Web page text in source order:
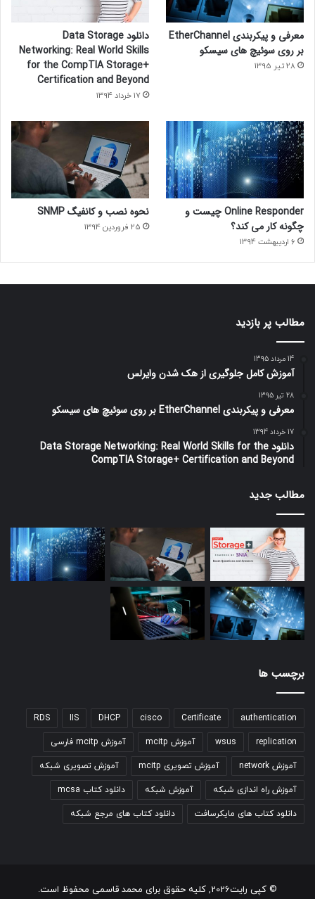
معرفی و پیکربندی EtherChannel
بر روی سوئیچ های سیسکو
28 تیر 1395
دانلود Data Storage
Networking: Real World Skills
for the CompTIA Storage+
Certification and Beyond
17 خرداد 1394
Online Responder چیست و
چگونه کار می کند؟
6 اردیبهشت 1394
نحوه نصب و کانفیگ SNMP
25 فروردین 1394
مطالب پر بازدید
14 مرداد 1395
آموزش کامل جلوگیری از هک شدن وایرلس
28 تیر 1395
معرفی و پیکربندی EtherChannel بر روی سوئیچ های سیسکو
17 خرداد 1394
دانلود Data Storage Networking: Real World Skills for the
CompTIA Storage+ Certification and Beyond
مطالب جدید
برچسب ها
authentication
Certificate
cisco
DHCP
IIS
RDS
replication
wsus آموزش mcitp آموزش mcitp فارسی
آموزش network آموزش تصویری mcitp آموزش تصویری شبکه
آموزش راه اندازی شبکه آموزش شبکه دانلود کتاب mcsa
دانلود کتاب های مایکرسافت دانلود کتاب های مرجع شبکه
© کپی رایت2026, کلیه حقوق برای محمد قاسمی محفوظ است.